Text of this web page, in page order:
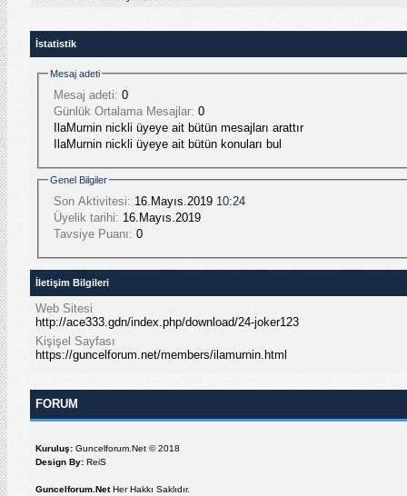
İstatistik
Mesaj adeti
Mesaj adeti: 0
Günlük Ortalama Mesajlar: 0
IlaMurnin nickli üyeye ait bütün mesajları arattır
IlaMurnin nickli üyeye ait bütün konuları bul
Genel Bilgiler
Son Aktivitesi: 16.Mayıs.2019 10:24
Üyelik tarihi: 16.Mayıs.2019
Tavsiye Puanı: 0
İletişim Bilgileri
Web Sitesi
http://ace333.gdn/index.php/download/24-joker123
Kişişel Sayfası
https://guncelforum.net/members/ilamurnin.html
FORUM
Kuruluş: Guncelforum.Net © 2018
Design By: ReiS
Guncelforum.NetHer Hakkı Saklıdır.